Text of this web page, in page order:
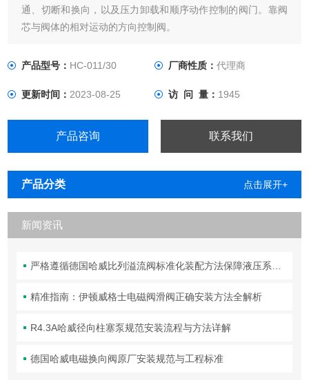
通、切断和换向，以及压力卸载和顺序动作控制的阀门。靠阀
芯与阀体的相对运动的方向控制阀。
产品型号： HC-011/30 厂商性质： 代理商
更新时间：2023-08-25 访 问 量： 1945
产品咨询 联系我们
产品分类 点击展开+
新闻资讯
严格遵循德国哈威比列溢流阀标准化装配方法保障液压系统压力调控精准可靠
精准指南：伊顿威格士电磁阀滑阀正确安装方法全解析
R4.3A哈威径向柱塞泵规范安装流程与方法详解
德国哈威电磁换向阀原厂安装规范与工程标准